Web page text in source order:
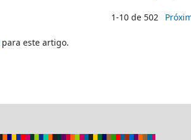
1-10 de 502
para este artigo.